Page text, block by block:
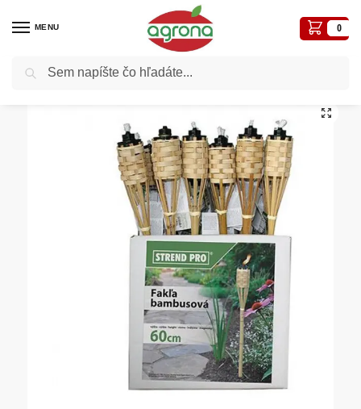
MENU 0
Domov Ostatné nezaradené tovary / Fakľa BT-MB060, 60cm, bambusová, prepletaná, malá